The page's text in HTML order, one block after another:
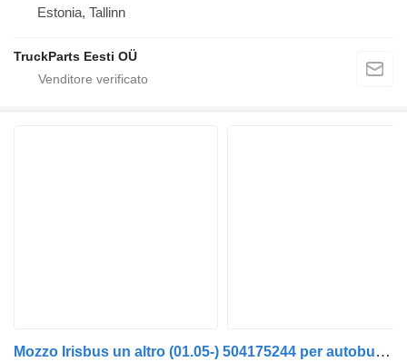
Estonia, Tallinn
TruckParts Eesti OÜ
Mozzo Irisbus un altro (01.05-) 504175244 per autobus Irisbus Access, Evadys, Axer, Karosa, Recreo, Domino, Agora, Citelis, Eurorider (1999-)